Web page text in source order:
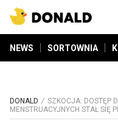
NEWS SORTOWNIA
DONALD
SZKOCJA: DOSTĘP
MENSTRUACYJNYCH STAŁ SIĘ